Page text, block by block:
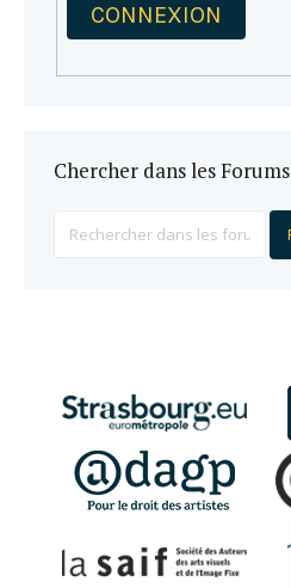
CONNEXION
Chercher dans les Forums